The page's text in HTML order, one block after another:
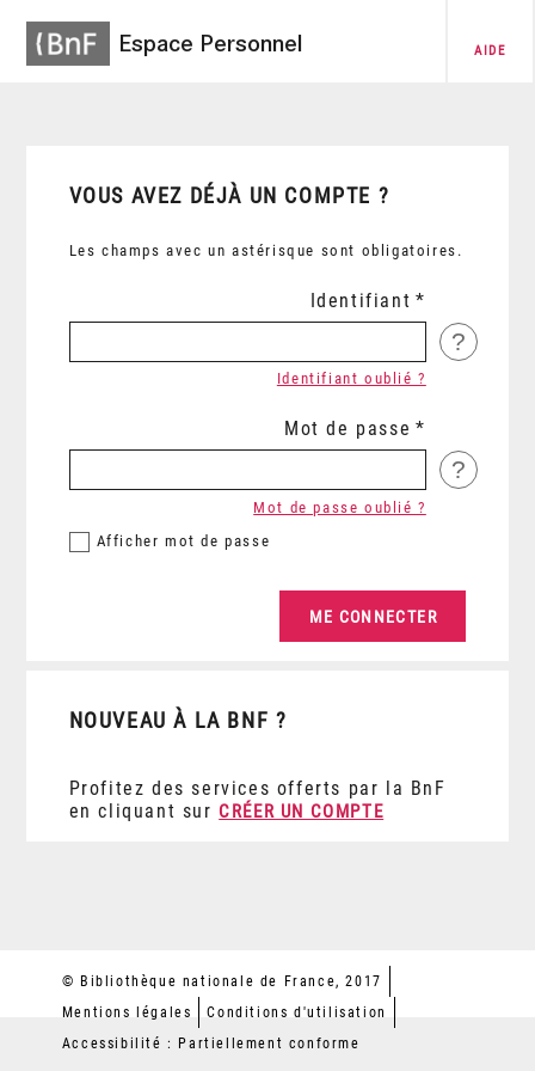
Espace Personnel AIDE
VOUS AVEZ DÉJÀ UN COMPTE ?
Les champs avec un astérisque sont obligatoires.
Identifiant
?
Identifiant oublié ?
Mot de passe
?
Afficher mot de passe
Mot de passe oublié ?
NOUVEAU À LA BNF ?
Profitez des services offerts par la BnF
en cliquant sur CRÉER UN COMPTE
© Bibliothèque nationale de France, 2017
Mentions légales
Conditions d'utilisation
Accessibilité : Partiellement conforme